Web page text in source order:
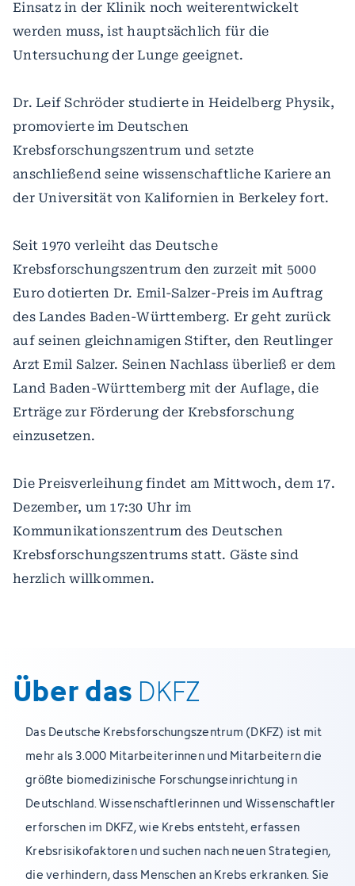
Einsatz in der Klinik noch weiterentwickelt
werden muss, ist hauptsächlich für die
Untersuchung der Lunge geeignet.
Dr. Leif Schröder studierte in Heidelberg Physik,
promovierte im Deutschen
Krebsforschungszentrum und setzte
anschließend seine wissenschaftliche Kariere an
der Universität von Kalifornien in Berkeley fort.
Seit 1970 verleiht das Deutsche
Krebsforschungszentrum den zurzeit mit 5000
Euro dotierten Dr. Emil-Salzer-Preis im Auftrag
des Landes Baden-Württemberg. Er geht zurück
auf seinen gleichnamigen Stifter, den Reutlinger
Arzt Emil Salzer. Seinen Nachlass überließ er dem
Land Baden-Württemberg mit der Auflage, die
Erträge zur Förderung der Krebsforschung
einzusetzen.
Die Preisverleihung findet am Mittwoch, dem 17.
Dezember, um 17:30 Uhr im
Kommunikationszentrum des Deutschen
Krebsforschungszentrums statt. Gäste sind
herzlich willkommen.
Über das DKFZ
Das Deutsche Krebsforschungszentrum (DKFZ) ist mit
mehr als 3.000 Mitarbeiterinnen und Mitarbeitern die
größte biomedizinische Forschungseinrichtung in
Deutschland. Wissenschaftlerinnen und Wissenschaftler
erforschen im DKFZ, wie Krebs entsteht, erfassen
Krebsrisikofaktoren und suchen nach neuen Strategien,
die verhindern, dass Menschen an Krebs erkranken. Sie